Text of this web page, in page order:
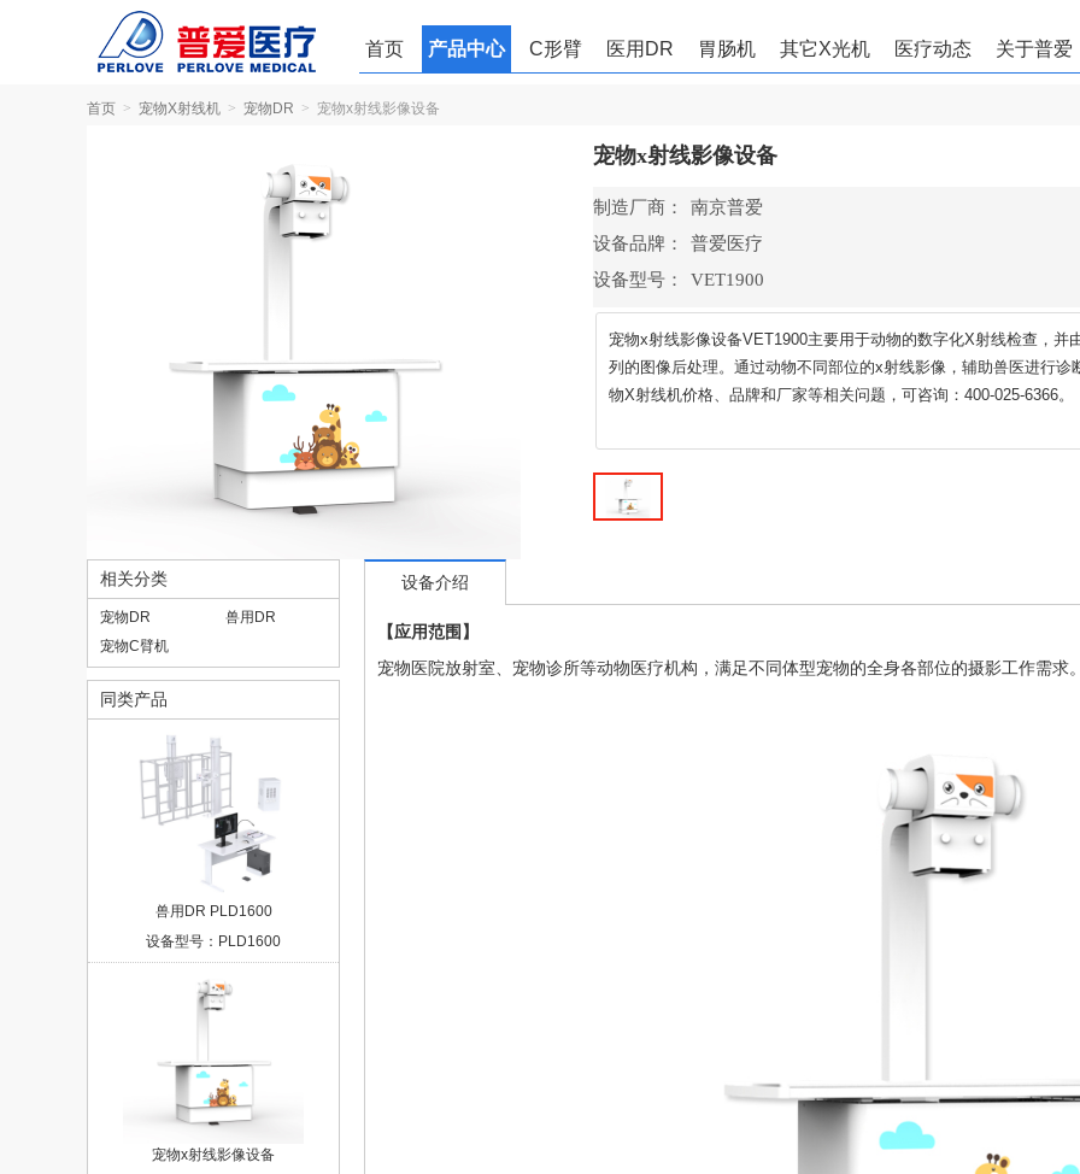
厂家
首页 产品中心 C形臂 医用DR 胃肠机 其它X光机 医疗动态 关于普爱
首页 > 宠物X射线机 > 宠物DR > 宠物x射线影像设备
宠物x射线影像设备
制造厂商：
南京普爱
设备品牌：
普爱医疗
设备型号：
VET1900
宠物x射线影像设备VET1900主要用于动物的数字化X射线检查，并
列的图像后处理。通过动物不同部位的x射线影像，辅助兽医进行诊
物X射线机价格、品牌和厂家等相关问题，可咨询：400-025-6366。
设备介绍
【应用范围】
宠物医院放射室、宠物诊所等动物医疗机构，满足不同体型宠物的全身各部位的摄影工作需求
相关分类
宠物DR
兽用DR
宠物C臂机
同类产品
兽用DR PLD1600
设备型号：PLD1600
宠物x射线影像设备